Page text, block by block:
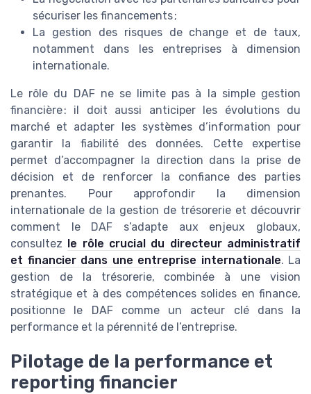
sécuriser les financements ;
La gestion des risques de change et de taux,
notamment dans les entreprises à dimension
internationale.
Le rôle du DAF ne se limite pas à la simple gestion
financière : il doit aussi anticiper les évolutions du
marché et adapter les systèmes d’information pour
garantir la fiabilité des données. Cette expertise
permet d’accompagner la direction dans la prise de
décision et de renforcer la confiance des parties
prenantes. Pour approfondir la dimension
internationale de la gestion de trésorerie et découvrir
comment le DAF s’adapte aux enjeux globaux,
consultez le rôle crucial du directeur administratif
et financier dans une entreprise internationale. La
gestion de la trésorerie, combinée à une vision
stratégique et à des compétences solides en finance,
positionne le DAF comme un acteur clé dans la
performance et la pérennité de l’entreprise.
Pilotage de la performance et
reporting financier